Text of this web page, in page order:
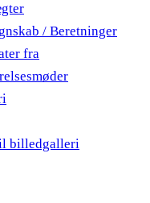
/ Beretninger
fra
billedgalleri